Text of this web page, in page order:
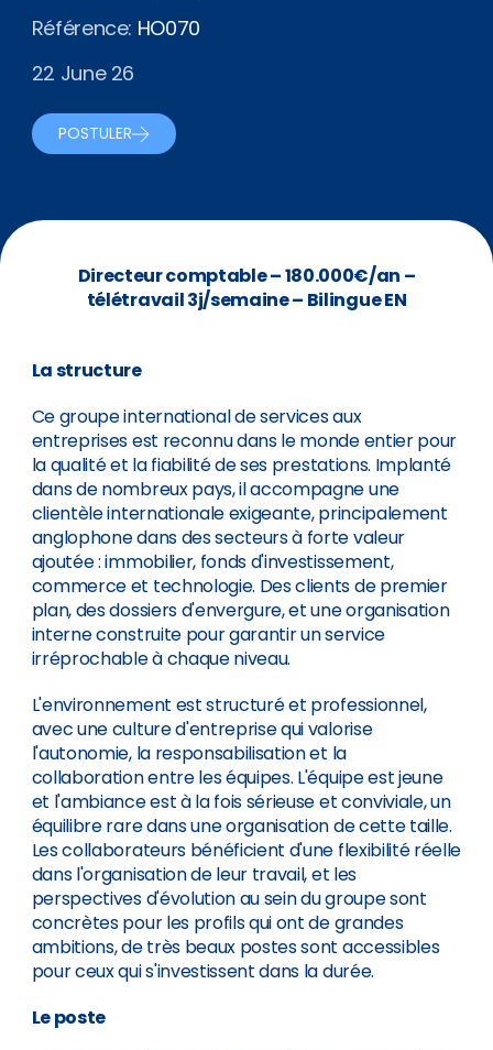
Référence: HO070
22 June 26
POSTULER
Directeur comptable – 180.000€/an –
télétravail 3j/semaine – Bilingue EN
La structure
Ce groupe international de services aux
entreprises est reconnu dans le monde entier pour
la qualité et la fiabilité de ses prestations. Implanté
dans de nombreux pays, il accompagne une
clientèle internationale exigeante, principalement
anglophone dans des secteurs à forte valeur
ajoutée : immobilier, fonds d'investissement,
commerce et technologie. Des clients de premier
plan, des dossiers d'envergure, et une organisation
interne construite pour garantir un service
irréprochable à chaque niveau.
L'environnement est structuré et professionnel,
avec une culture d'entreprise qui valorise
l'autonomie, la responsabilisation et la
collaboration entre les équipes. L'équipe est jeune
et l'ambiance est à la fois sérieuse et conviviale, un
équilibre rare dans une organisation de cette taille.
Les collaborateurs bénéficient d'une flexibilité réelle
dans l'organisation de leur travail, et les
perspectives d'évolution au sein du groupe sont
concrètes pour les profils qui ont de grandes
ambitions, de très beaux postes sont accessibles
pour ceux qui s'investissent dans la durée.
Le poste